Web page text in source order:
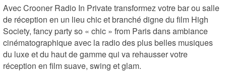
Avec Crooner Radio In Private transformez votre bar ou salle
de réception en un lieu chic et branché digne du film High
Society, fancy party so « chic » from Paris dans ambiance
cinématographique avec la radio des plus belles musiques
du luxe et du haut de gamme qui va rehausser votre
réception en film suave, swing et glam.